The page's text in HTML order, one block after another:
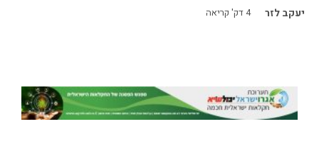
יעקב לזר 4דק' קריאה